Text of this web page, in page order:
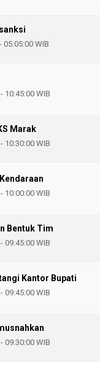
WIB
10:45:00 WIB
Marak
10:30:00 WIB
10:00:00 WIB
Bentuk Tim
09:45:00 WIB
Kantor Bupati
09:45:00 WIB
09:30:00 WIB